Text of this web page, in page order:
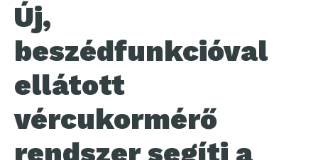
Új,
beszédfunkcióval
ellátott
vércukormérő